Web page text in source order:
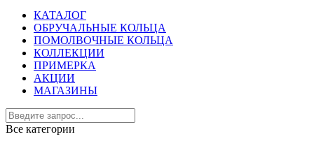
КАТАЛОГ
ОБРУЧАЛЬНЫЕ КОЛЬЦА
ПОМОЛВОЧНЫЕ КОЛЬЦА
КОЛЛЕКЦИИ
ПРИМЕРКА
АКЦИИ
МАГАЗИНЫ
Все категории